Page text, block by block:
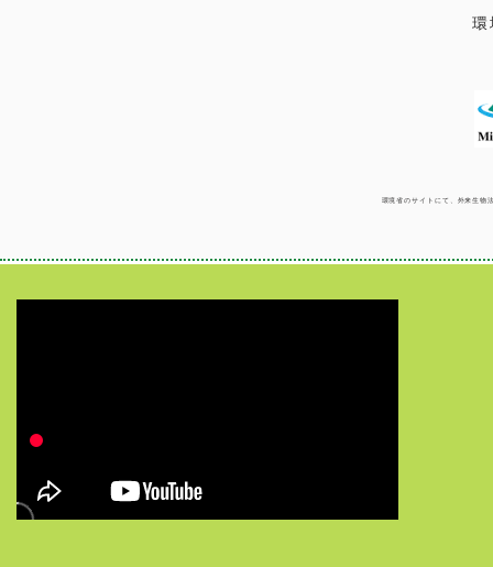
環
環境省のサイトにて、外来生物